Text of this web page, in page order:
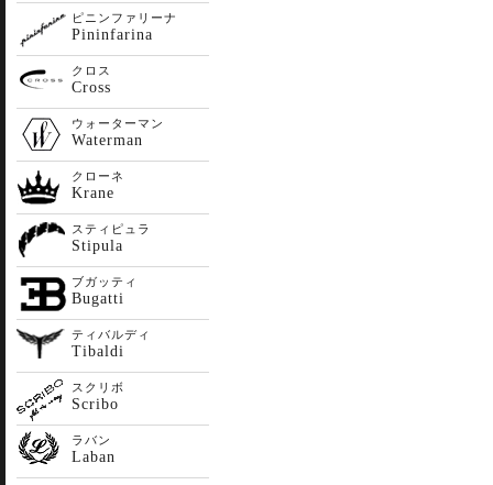
ピニンファリーナ
Pininfarina
クロス
Cross
ウォーターマン
Waterman
クローネ
Krane
スティピュラ
Stipula
ブガッティ
Bugatti
ティバルディ
Tibaldi
スクリボ
Scribo
ラバン
Laban